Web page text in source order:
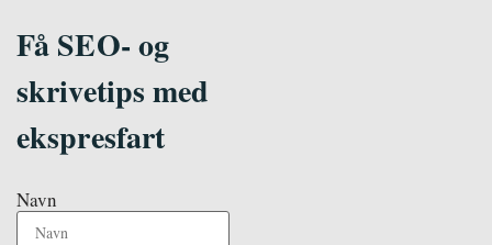
Få SEO- og
skrivetips med
ekspresfart
Navn